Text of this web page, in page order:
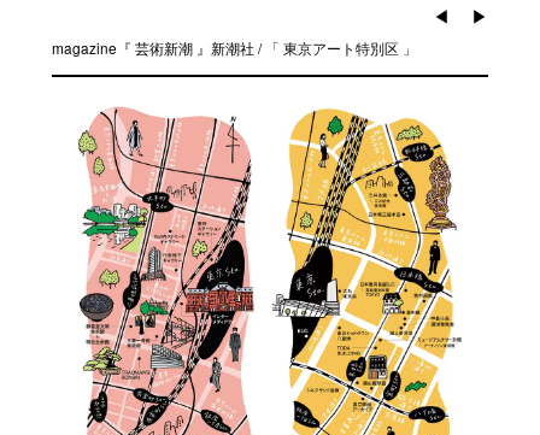
◀︎ ▶︎
magazine『 芸術新潮 』新潮社 / 「 東京アート特別区 」